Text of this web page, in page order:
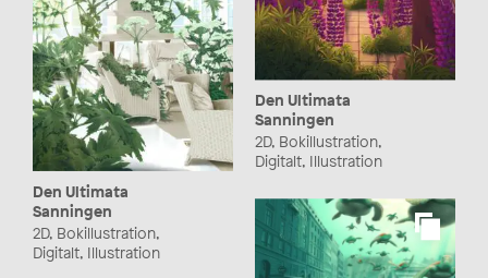
Den Ultimata
Sanningen
2D, Bokillustration,
Digitalt, Illustration
Den Ultimata
Sanningen
2D, Bokillustration,
Digitalt, Illustration